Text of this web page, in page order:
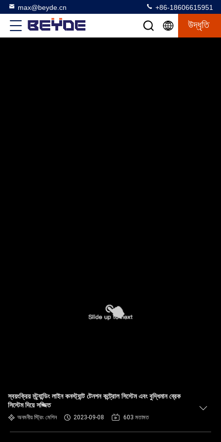
max@beyde.cn +86-18606615951
উদ্ধৃতি
স্বয়ংক্রিয় স্ট্র্যান্ডিং লাইন কনস্ট্যান্ট টেনশন কন্ট্রোল সিস্টেম এবং বুদ্ধিমান ব্রেক
সিস্টেম দিয়ে সজ্জিত
অনমনীয় স্ট্রিং মেশিন 2023-09-08 603 মতামত